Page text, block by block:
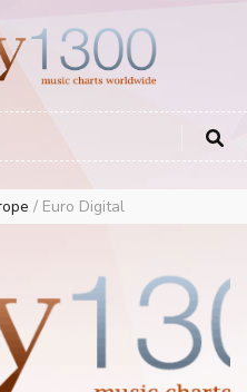
Australia
/ Euro Digital